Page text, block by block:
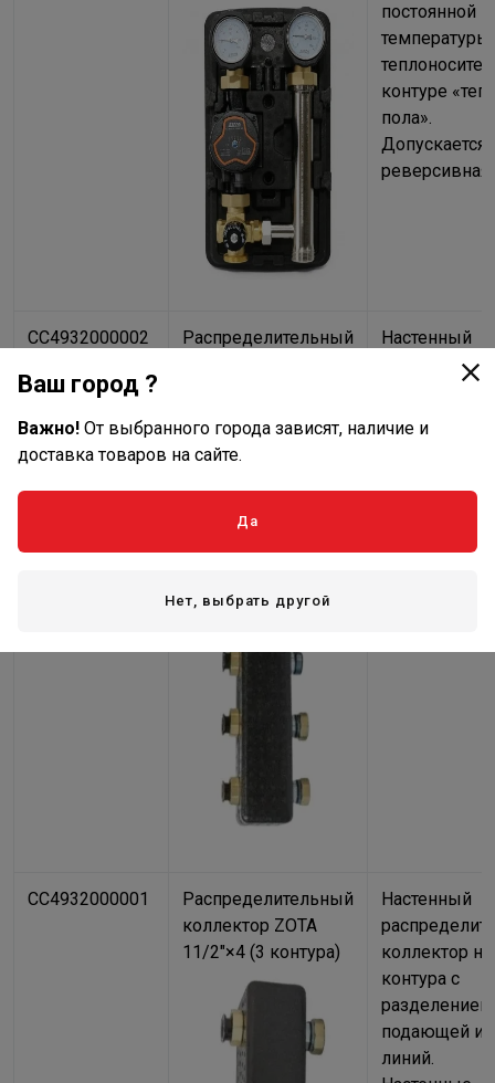
постоянной
температуры
контуре
пола».
Допускается
реверсивная
CC4932000002
Распределительный
Настенный
линий.
кронштейны
CC4932000001
Распределительный
коллектор ZOTA
11/2"×4 (3 контура)
Настенный
коллектор
контура с
разделением
подающей и
линий.
Ваш город ?
Важно! От выбранного города зависят, наличие и
доставка товаров на сайте.
Да
Нет, выбрать другой